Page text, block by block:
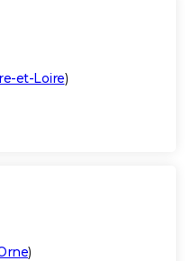
et-Loire)
)